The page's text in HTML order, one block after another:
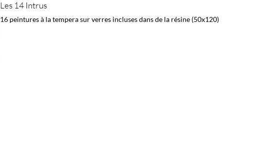
Les 14 Intrus
16 peintures à la tempera sur verres incluses dans de la résine (50x120)